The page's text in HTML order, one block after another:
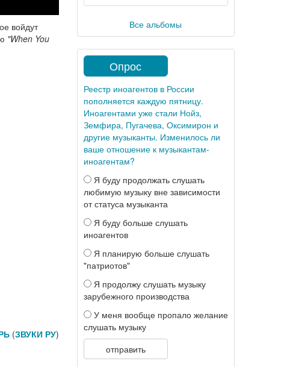
войдут
"When You
(ЗВУКИ РУ)
Все альбомы
Опрос
Реестр иноагентов в России
пополняется каждую пятницу.
Иноагентами уже стали Нойз,
Земфира, Пугачева, Оксимирон и
другие музыканты. Изменилось ли
ваше отношение к музыкантам-
иноагентам?
Я буду продолжать слушать
любимую музыку вне зависимости
от статуса музыканта
Я буду больше слушать
иноагентов
Я планирую больше слушать
"патриотов"
Я продолжу слушать музыку
зарубежного производства
У меня вообще пропало желание
слушать музыку
отправить